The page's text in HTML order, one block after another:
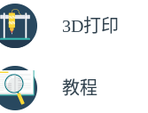
3D打印
教程